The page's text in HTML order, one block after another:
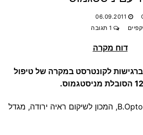
06.09.2011
דוח מקרה
לקונטרסט במקרה של טיפול
יניב בן חמו, B.Optom, MBA, המכון לשיקום ראיה ירודה, מגדל